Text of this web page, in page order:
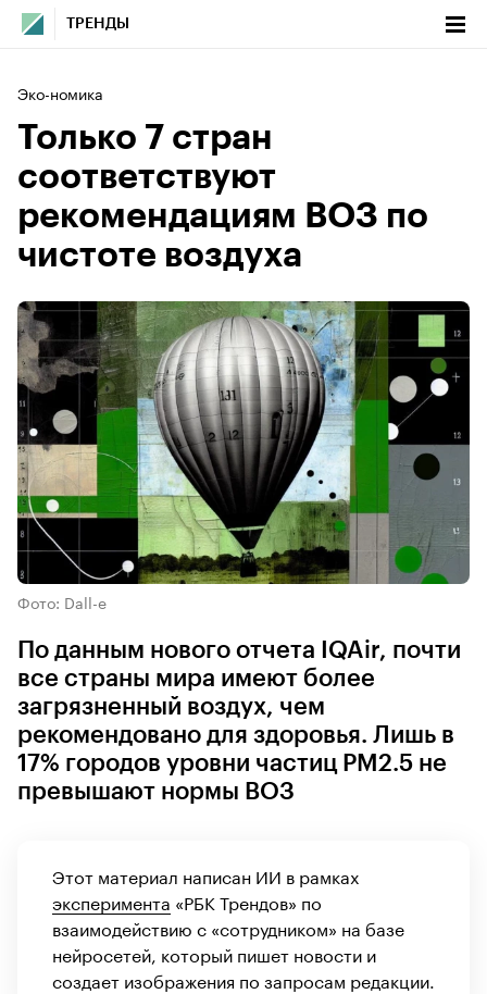
ТРЕНДЫ
Эко-номика
Только 7 стран
соответствуют
рекомендациям ВОЗ по
чистоте воздуха
Фото: Dall-e
По данным нового отчета IQAir, почти
все страны мира имеют более
загрязненный воздух, чем
рекомендовано для здоровья. Лишь в
17% городов уровни частиц PM2.5 не
превышают нормы ВОЗ
Этот материал написан ИИ в рамках
эксперимента «РБК Трендов» по
взаимодействию с «сотрудником» на базе
нейросетей, который пишет новости и
создает изображения по запросам редакции.